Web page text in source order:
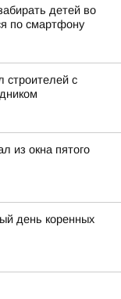
детей во
по смартфону
строителей с
из окна пятого
день коренных